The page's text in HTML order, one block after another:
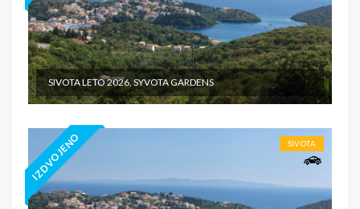
SIVOTA LETO 2026, SYVOTA GARDENS
IZDVOJENO SIVOTA